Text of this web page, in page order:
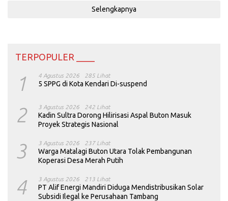
Selengkapnya
TERPOPULER ____
1 4 Agustus 2026 285 Lihat
5 SPPG di Kota Kendari Di-suspend
2 3 Agustus 2026 242 Lihat
Kadin Sultra Dorong Hilirisasi Aspal Buton Masuk
Proyek Strategis Nasional
3 3 Agustus 2026 237 Lihat
Warga Matalagi Buton Utara Tolak Pembangunan
Koperasi Desa Merah Putih
4 3 Agustus 2026 213 Lihat
PT Alif Energi Mandiri Diduga Mendistribusikan Solar
Subsidi Ilegal ke Perusahaan Tambang